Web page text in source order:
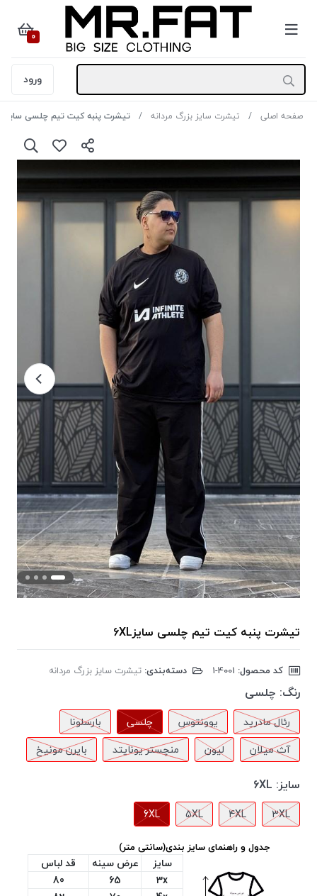
0
ورود
صفحه اصلی تیشرت سایز بزرگ مردانه تیشرت پنبه کیت تیم چلسی سایز6XL
تیشرت پنبه کیت تیم چلسی سایز6XL
کد محصول: دسته‌بندی: تیشرت سایز بزرگ مردانه
رنگ: چلسی
رئال مادرید یوونتوس چلسی
بارسلونا
آث میلان
لیون منچستر یونایتد بایرن مونیخ
سایز: 6XL
3XL
4XL
5XL
6XL
جدول و راهنمای سایز بندی(سانتی متر)
سایز عرض سینه
قد لباس
3x
65
80